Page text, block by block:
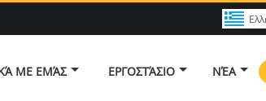
ΜΕ ΕΜΆΣ ΕΡΓΟΣΤΆΣΙΟ ΝΈΑ